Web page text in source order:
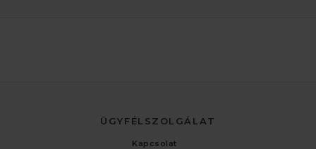
ÜGYFÉLSZOLGÁLAT
Kapcsolat